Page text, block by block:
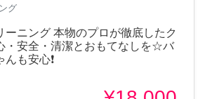
グ
ーニング 本物のプロが徹底したク
・安全・清潔とおもてなしを☆バ
も安心❗